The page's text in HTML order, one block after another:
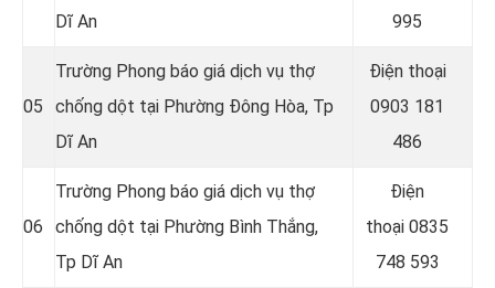
Dĩ An
995
05
Trường Phong báo giá dịch vụ thợ
chống dột tại Phường Đông Hòa, Tp
Dĩ An
Điện thoại
0903 181
486
06
Trường Phong báo giá dịch vụ thợ
chống dột tại Phường Bình Thắng,
Tp Dĩ An
Điện
thoại 0835
748 593